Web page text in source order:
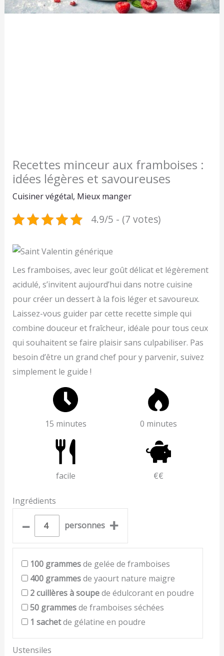
Recettes minceur aux framboises :
idées légères et savoureuses
Cuisiner végétal, Mieux manger
4.9/5 - (7 votes)
Les framboises, avec leur goût délicat et légèrement
acidulé, s’invitent aujourd’hui dans notre cuisine
pour créer un dessert à la fois léger et savoureux.
Laissez-vous guider par cette recette simple qui
combine douceur et fraîcheur, idéale pour tous ceux
qui souhaitent se faire plaisir sans culpabiliser. Pas
besoin d’être un grand chef pour y parvenir, suivez
simplement le guide !
15 minutes 0 minutes
facile €€
Ingrédients
– personnes +
100 grammesde gelée de framboises
400 grammesde yaourt nature maigre
2cuillères à soupede édulcorant en poudre
50 grammesde framboises séchées
1 sachetde gélatine en poudre
Ustensiles